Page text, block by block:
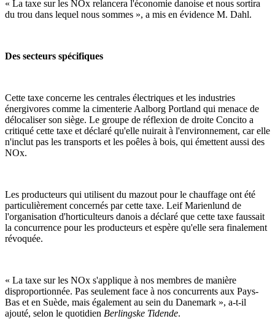
« La taxe sur les NOx relancera l'économie danoise et nous sortira
du trou dans lequel nous sommes », a mis en évidence M. Dahl.
Des secteurs spécifiques
Cette taxe concerne les centrales électriques et les industries
énergivores comme la cimenterie Aalborg Portland qui menace de
délocaliser son siège. Le groupe de réflexion de droite Concito a
critiqué cette taxe et déclaré qu'elle nuirait à l'environnement, car elle
n'inclut pas les transports et les poêles à bois, qui émettent aussi des
NOx.
Les producteurs qui utilisent du mazout pour le chauffage ont été
particulièrement concernés par cette taxe. Leif Marienlund de
l'organisation d'horticulteurs danois a déclaré que cette taxe faussait
la concurrence pour les producteurs et espère qu'elle sera finalement
révoquée.
« La taxe sur les NOx s'applique à nos membres de manière
disproportionnée. Pas seulement face à nos concurrents aux Pays-
Bas et en Suède, mais également au sein du Danemark », a-t-il
ajouté, selon le quotidien Berlingske Tidende.